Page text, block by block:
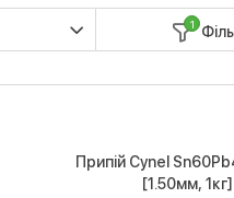
1
Припій Cynel
[1.50мм, 1кг]